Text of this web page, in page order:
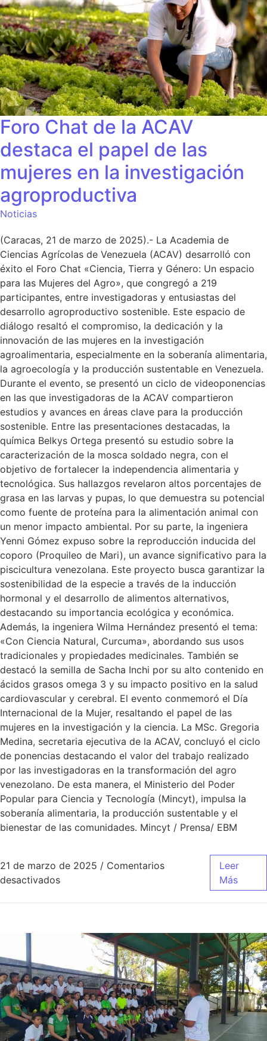
Foro Chat de la ACAV
destaca el papel de las
mujeres en la investigación
agroproductiva
Noticias
(Caracas, 21 de marzo de 2025).- La Academia de
Ciencias Agrícolas de Venezuela (ACAV) desarrolló con
éxito el Foro Chat «Ciencia, Tierra y Género: Un espacio
para las Mujeres del Agro», que congregó a 219
participantes, entre investigadoras y entusiastas del
desarrollo agroproductivo sostenible. Este espacio de
diálogo resaltó el compromiso, la dedicación y la
innovación de las mujeres en la investigación
agroalimentaria, especialmente en la soberanía alimentaria,
la agroecología y la producción sustentable en Venezuela.
Durante el evento, se presentó un ciclo de videoponencias
en las que investigadoras de la ACAV compartieron
estudios y avances en áreas clave para la producción
sostenible. Entre las presentaciones destacadas, la
química Belkys Ortega presentó su estudio sobre la
caracterización de la mosca soldado negra, con el
objetivo de fortalecer la independencia alimentaria y
tecnológica. Sus hallazgos revelaron altos porcentajes de
grasa en las larvas y pupas, lo que demuestra su potencial
como fuente de proteína para la alimentación animal con
un menor impacto ambiental. Por su parte, la ingeniera
Yenni Gómez expuso sobre la reproducción inducida del
coporo (Proquileo de Mari), un avance significativo para la
piscicultura venezolana. Este proyecto busca garantizar la
sostenibilidad de la especie a través de la inducción
hormonal y el desarrollo de alimentos alternativos,
destacando su importancia ecológica y económica.
Además, la ingeniera Wilma Hernández presentó el tema:
«Con Ciencia Natural, Curcuma», abordando sus usos
tradicionales y propiedades medicinales. También se
destacó la semilla de Sacha Inchi por su alto contenido en
ácidos grasos omega 3 y su impacto positivo en la salud
cardiovascular y cerebral. El evento conmemoró el Día
Internacional de la Mujer, resaltando el papel de las
mujeres en la investigación y la ciencia. La MSc. Gregoria
Medina, secretaria ejecutiva de la ACAV, concluyó el ciclo
de ponencias destacando el valor del trabajo realizado
por las investigadoras en la transformación del agro
venezolano. De esta manera, el Ministerio del Poder
Popular para Ciencia y Tecnología (Mincyt), impulsa la
soberanía alimentaria, la producción sustentable y el
bienestar de las comunidades. Mincyt / Prensa/ EBM
21 de marzo de 2025 / Comentarios
desactivados
Leer
Más